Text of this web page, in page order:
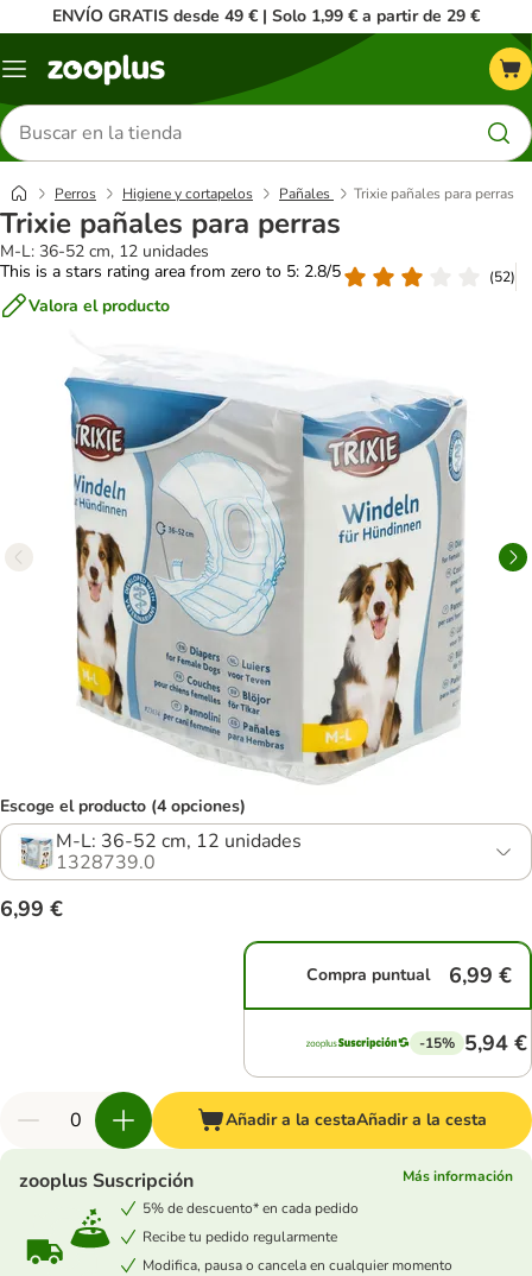
ENVÍO GRATIS desde 49 € | Solo 1,99 € a partir de 29 €
Menú
Buscar
productos
Perros Higiene y cortapelos Pañales Trixie pañales para perras
Trixie pañales para perras
M-L: 36-52 cm, 12 unidades
This is a stars rating area from zero to 5: 2.8/5
(52)
Valora el producto
Escoge el producto (4 opciones)
M-L: 36-52 cm, 12 unidades
1328739.0
6,99 €
Compra puntual 6,99 €
-15% 5,94 €
Añadir a la cestaAñadir a la cesta
zooplus Suscripción
Más información
5% de descuento* en cada pedido
Recibe tu pedido regularmente
Modifica, pausa o cancela en cualquier momento